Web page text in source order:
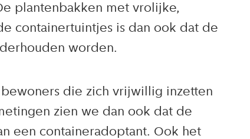
plantenbakken met vrolijke,
containertuintjes is dan ook dat de
worden.
die zich vrijwillig inzetten
zien we dan ook dat de
een containeradoptant. Ook het